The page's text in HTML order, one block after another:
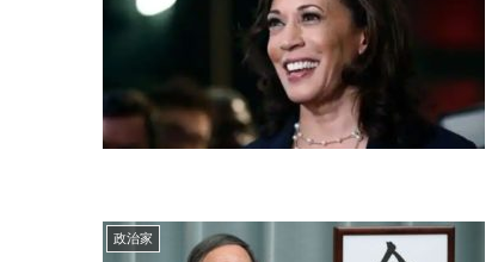
政治家